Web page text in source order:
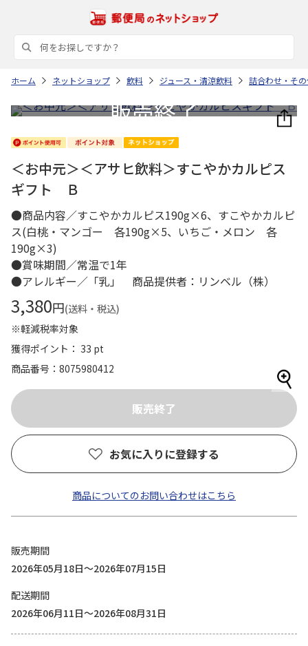
ホーム ネットショップ 飲料 ジュース・清涼飲料 詰合わせ・そ
＜お中元＞＜アサヒ飲料＞すこやかカルピス
ギフト Ｂ
●商品内容／すこやかカルピス190g×6、すこやかカルピ
ス(白桃・マンゴー 各190g×5、いちご・メロン 各
190g×3)
●賞味期間／常温で1年
●アレルギー／「乳」 商品提供者：リンベル（株）
3,380円(送料・税込)
※軽減税率対象
獲得ポイント： 33 pt
商品番号
8075980412
お気に入りに登録する
商品についてのお問い合わせはこちら
販売期間
2026年05月18日～2026年07月15日
配送期間
2026年06月11日～2026年08月31日